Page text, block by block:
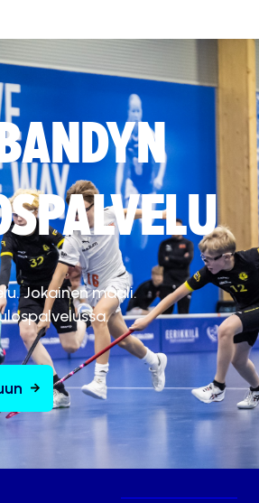
Jokainen maali.